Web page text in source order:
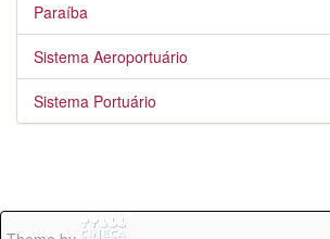
Paraíba
Sistema Aeroportuário
Sistema Portuário